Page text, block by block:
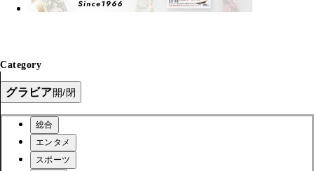
Category
グラビア開/閉
総合
エンタメ
スポーツ